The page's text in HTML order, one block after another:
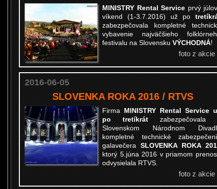
MINISTRY Rental Serviceprvý
víkend (1-3.7.2016) už po
zabezpečovala kompletné
vybavenie najväčšieho
festivalu na SlovenskuVÝCHODNÁ!
foto z akcie
2016-06-05
SLOVENKA ROKA 2016 / RTVS
FirmaMINISTRY Rental Service
po tretíkrátzabezpečovala
Slovenskom Národnom
kompletné technické
galavečeraSLOVENKA ROKA
ktorý 5.júna 2016 v priamom
odvysielala RTVS.
foto z akcie